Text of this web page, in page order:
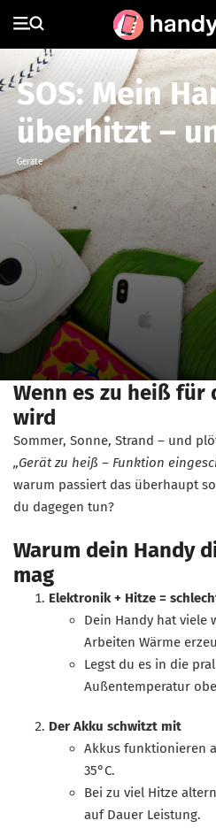
SOS: Mein
überhitzt –
Geräte
Wenn es zu heiß für
wird
Sommer, Sonne, Strand – und
„Gerät zu heiß – Funktion
warum passiert das überhaupt
du dagegen tun?
Warum dein Handy
mag
Elektronik + Hitze =
Dein Handy hat viele
Arbeiten Wärme
Legst du es in die
Außentemperatur
Der Akku schwitzt mit
Akkus funktionieren
35°C.
Bei zu viel Hitze
auf Dauer Leistung.